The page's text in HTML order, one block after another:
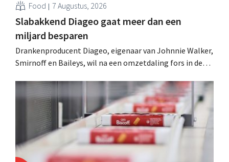
Food 7 Augustus, 2026
Slabakkend Diageo gaat meer dan een
miljard besparen
Drankenproducent Diageo, eigenaar van Johnnie Walker,
Smirnoff en Baileys, wil na een omzetdaling fors in de
andere Guiness en voorgemixte cocktails.